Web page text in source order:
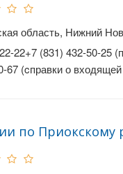
область, Нижний
22+7 (831) 432-50-25
67 (cправки о
по Приокскому